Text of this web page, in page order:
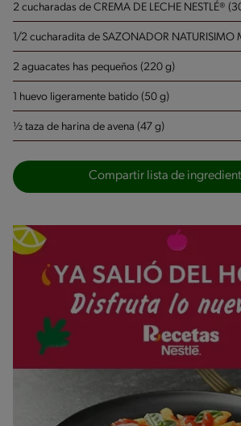
2 cucharadas de CREMA DE LECHE NESTLÉ®
1/2 cucharadita de SAZONADOR NATURISIMO
2 aguacates has pequeños (220 g)
1 huevo ligeramente batido (50 g)
½ taza de harina de avena (47 g)
Compartir lista de